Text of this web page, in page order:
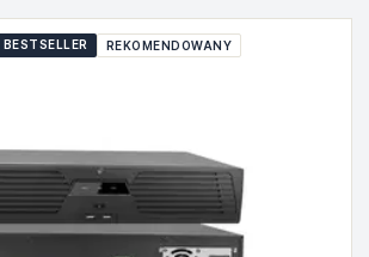
BESTSELLER REKOMENDOWANY